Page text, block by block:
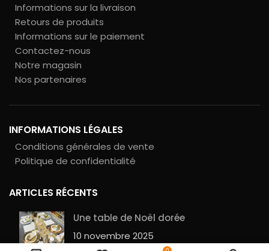
Informations sur la livraison
Retours de produits
Informations sur le paiement
Contactez-nous
Notre magasin
Nos partenaires
INFORMATIONS LÉGALES
Conditions générales de vente
Politique de confidentialité
ARTICLES RÉCENTS
Une table de Noël dorée
10 novembre 2025
10 TIGES
4